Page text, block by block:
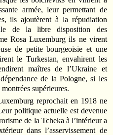
armée, leur permettant de
ils ajoutèrent à la répudiation
de la libre disposition des
Rosa Luxemburg ils ne virent
de petite bourgeoisie et une
le Turkestan, envahirent les
maîtres de l’Ukraine et
de la Pologne, si les
supérieures.
reprochait en 1918 ne
politique actuelle est devenue
de la Tcheka à l’intérieur a
dans l’asservissement de